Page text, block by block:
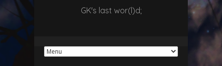
GK's last wor(l)d;